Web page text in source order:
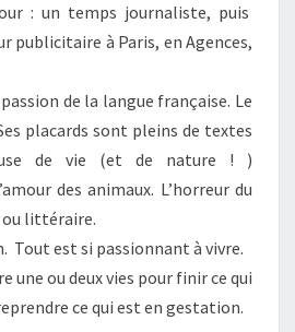
: un temps journaliste, puis
publicitaire à Paris, en Agences,
de la langue française. Le
placards sont pleins de textes
de vie (et de nature ! )
des animaux. L’horreur du
littéraire.
Tout est si passionnant à vivre.
une ou deux vies pour finir ce qui
ce qui est en gestation.